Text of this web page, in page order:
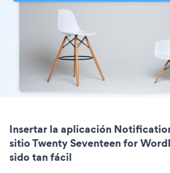
Insertar la aplicación
sitio Twenty Seventeen for
sido tan fácil